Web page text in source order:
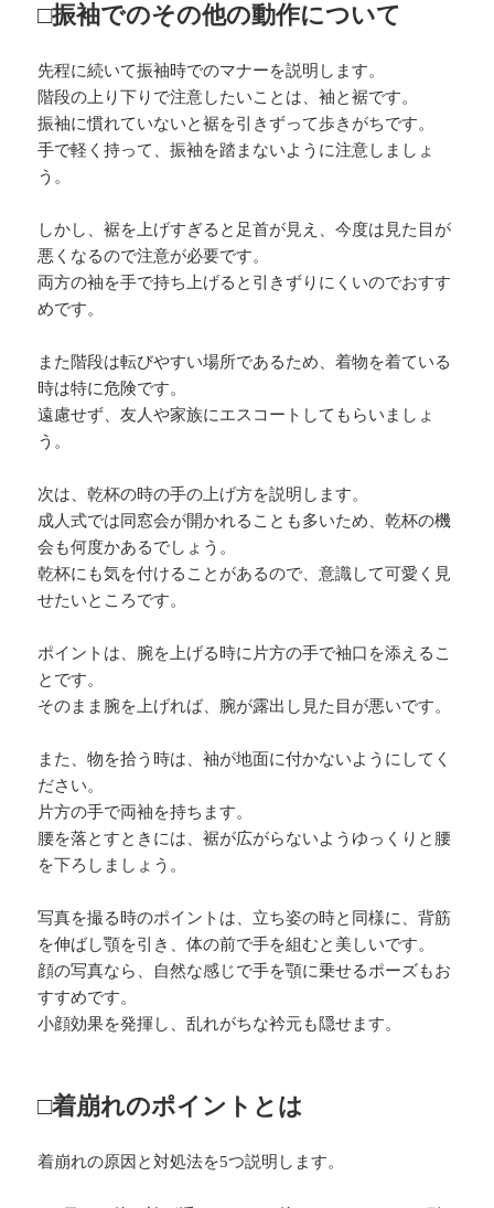
□振袖でのその他の動作について
先程に続いて振袖時でのマナーを説明します。
階段の上り下りで注意したいことは、袖と裾です。
振袖に慣れていないと裾を引きずって歩きがちです。
手で軽く持って、振袖を踏まないように注意しましょ
う。
しかし、裾を上げすぎると足首が見え、今度は見た目が
悪くなるので注意が必要です。
両方の袖を手で持ち上げると引きずりにくいのでおすす
めです。
また階段は転びやすい場所であるため、着物を着ている
時は特に危険です。
遠慮せず、友人や家族にエスコートしてもらいましょ
う。
次は、乾杯の時の手の上げ方を説明します。
成人式では同窓会が開かれることも多いため、乾杯の機
会も何度かあるでしょう。
乾杯にも気を付けることがあるので、意識して可愛く見
せたいところです。
ポイントは、腕を上げる時に片方の手で袖口を添えるこ
とです。
そのまま腕を上げれば、腕が露出し見た目が悪いです。
また、物を拾う時は、袖が地面に付かないようにしてく
ださい。
片方の手で両袖を持ちます。
腰を落とすときには、裾が広がらないようゆっくりと腰
を下ろしましょう。
写真を撮る時のポイントは、立ち姿の時と同様に、背筋
を伸ばし顎を引き、体の前で手を組むと美しいです。
顔の写真なら、自然な感じで手を顎に乗せるポーズもお
すすめです。
小顔効果を発揮し、乱れがちな衿元も隠せます。
□着崩れのポイントとは
着崩れの原因と対処法を5つ説明します。